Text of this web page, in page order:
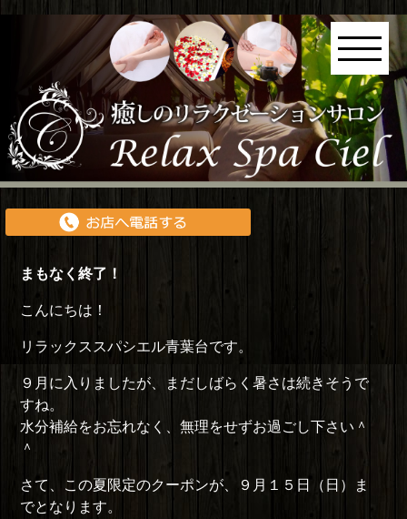
まもなく終了！
こんにちは！
リラックススパシエル青葉台です。
９月に入りましたが、まだしばらく暑さは続きそうで
すね。
水分補給をお忘れなく、無理をせずお過ごし下さい＾
＾
さて、この夏限定のクーポンが、９月１５日（日）ま
でとなります。